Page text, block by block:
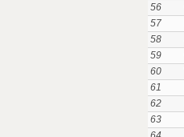
56
57
58
59
60
61
62
63